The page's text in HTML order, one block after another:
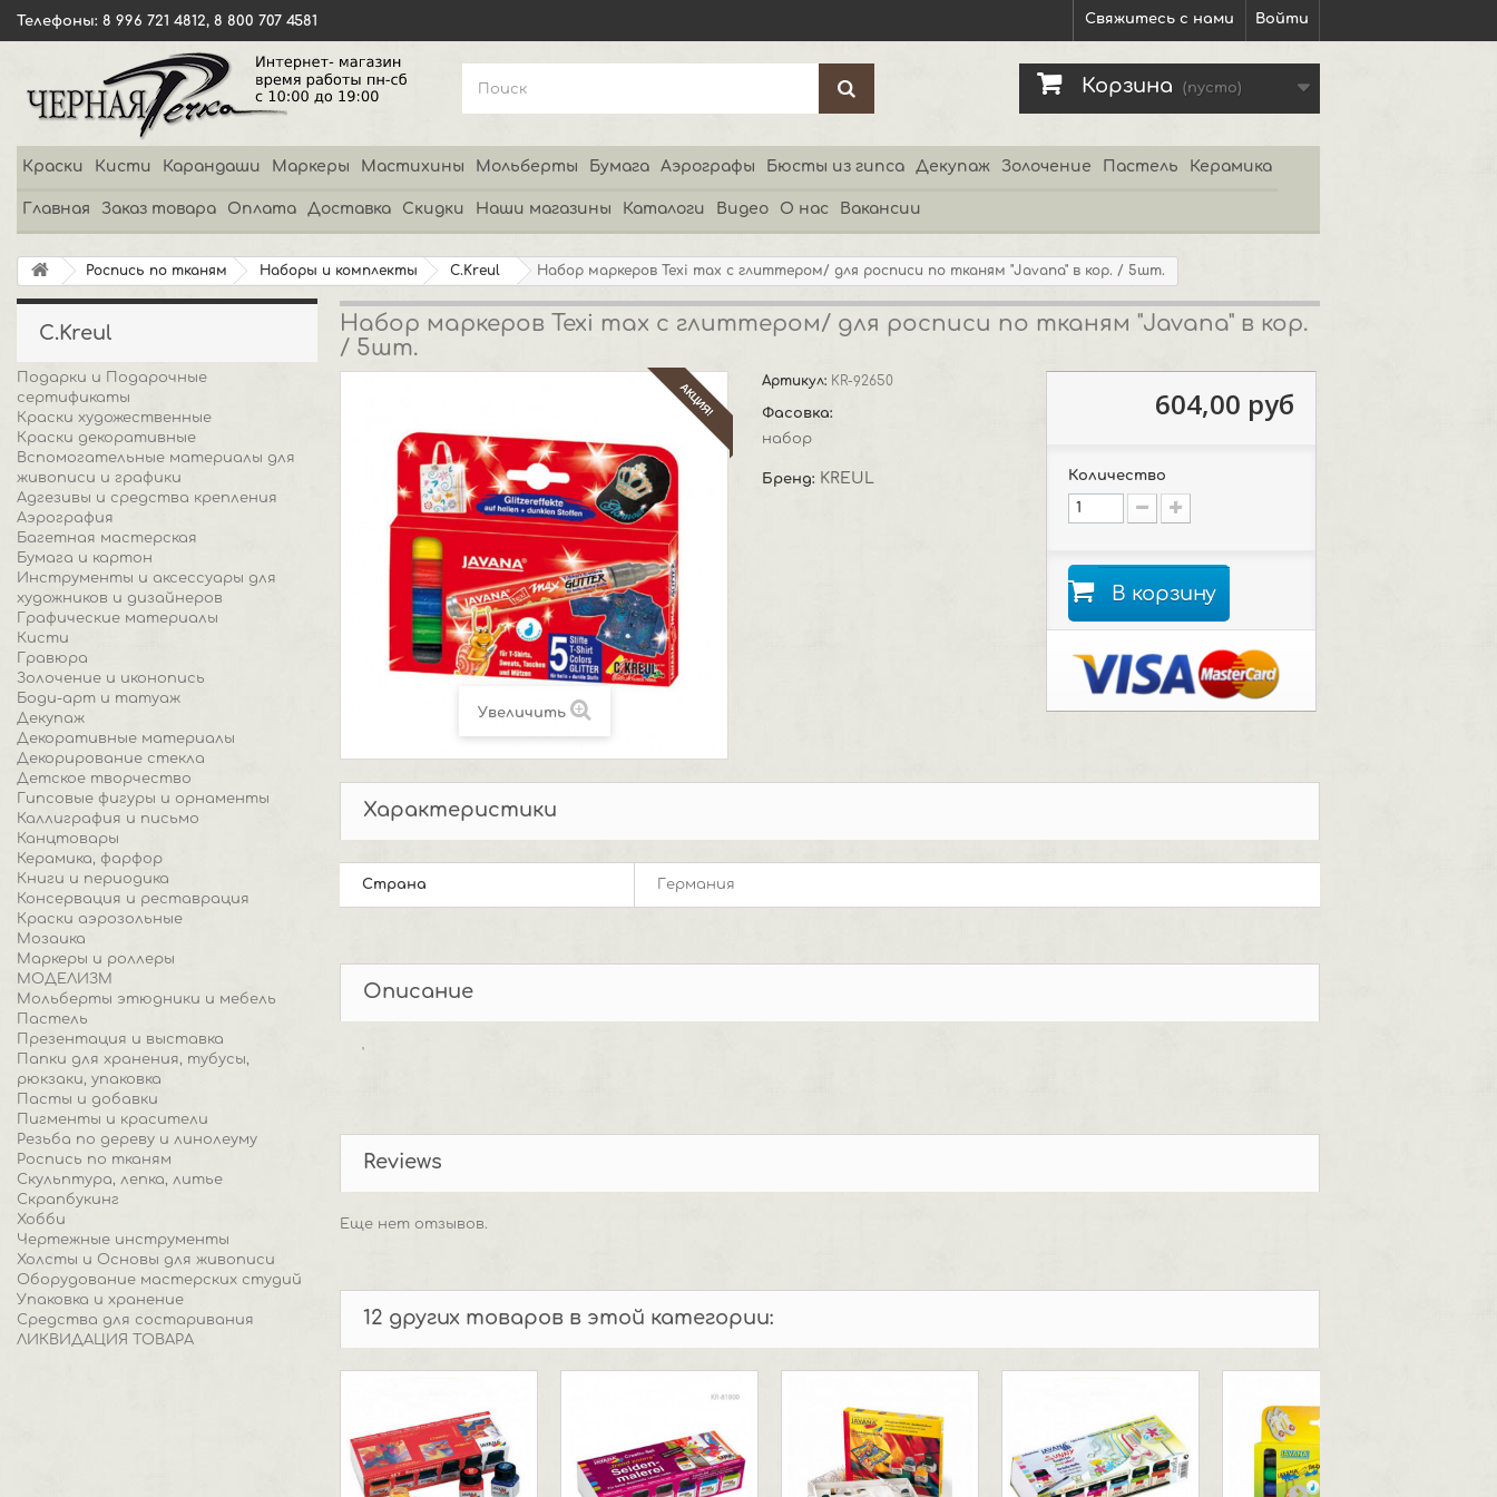
Войти
Свяжитесь с нами
Телефоны: 8 996 721 4812, 8 800 707 4581
Корзина (пусто)
Краски Кисти Карандаши Маркеры Мастихины Мольберты Бумага Аэрографы Бюсты из гипса Декупаж Золочение Пастель Керамика
Главная Заказ товара Оплата Доставка Скидки Наши магазины Каталоги Видео О нас Вакансии
Роспись по тканям Наборы и комплекты C.Kreul Набор маркеров Texi max с глиттером/ для росписи по тканям "Javana" в кор. / 5шт.
C.Kreul
Подарки и Подарочные
сертификаты
Краски художественные
Краски декоративные
Вспомогательные материалы для
живописи и графики
Адгезивы и средства крепления
Аэрография
Багетная мастерская
Бумага и картон
Инструменты и аксессуары для
художников и дизайнеров
Графические материалы
Кисти
Гравюра
Золочение и иконопись
Боди-арт и татуаж
Декупаж
Декоративные материалы
Декорирование стекла
Детское творчество
Гипсовые фигуры и орнаменты
Каллиграфия и письмо
Канцтовары
Керамика, фарфор
Книги и периодика
Консервация и реставрация
Краски аэрозольные
Мозаика
Маркеры и роллеры
МОДЕЛИЗМ
Мольберты этюдники и мебель
Пастель
Презентация и выставка
Папки для хранения, тубусы,
рюкзаки, упаковка
Пасты и добавки
Пигменты и красители
Резьба по дереву и линолеуму
Роспись по тканям
Скульптура, лепка, литье
Скрапбукинг
Хобби
Чертежные инструменты
Холсты и Основы для живописи
Оборудование мастерских студий
Упаковка и хранение
Средства для состаривания
ЛИКВИДАЦИЯ ТОВАРА
Набор маркеров Texi max с глиттером/ для росписи по тканям "Javana" в кор.
/ 5шт.
АКЦИЯ!
Увеличить
Артикул: KR-92650
Фасовка:
набор
Бренд: KREUL
604,00 руб
Количество
В корзину
Характеристики
Страна Германия
Описание
'
Reviews
Еще нет отзывов.
12 других товаров в этой категории: